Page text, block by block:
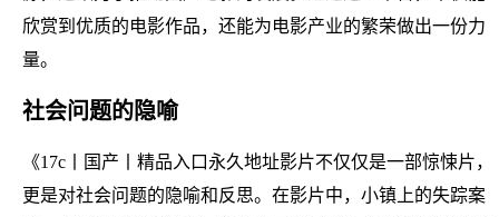
欣赏到优质的电影作品，还能为电影产业的繁荣做出一份力
量。
社会问题的隐喻
《17c丨国产丨精品入口永久地址影片不仅仅是一部惊悚片，
更是对社会问题的隐喻和反思。在影片中，小镇上的失踪案